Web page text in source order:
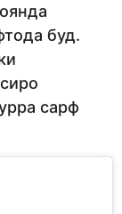
буд.
сарф